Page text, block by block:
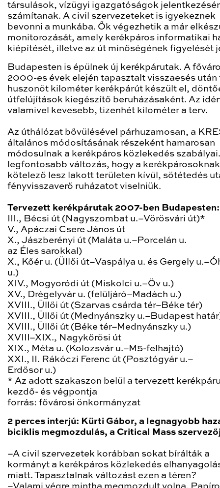
társulások, vízügyi igazgatóságok
számítanak. A civil szervezeteket is igyekeznek
bevonni a munkába. Ők végezhetik a már
monitorozását, amely kerékpáros informatikai
kiépítését, illetve az út minőségének figyelését
Budapesten is épülnek új kerékpárutak. A
2000-es évek elején tapasztalt visszaesés után
huszonöt kilométer kerékpárút készült el,
útfelújítások kiegészítő beruházásaként. Az
valamivel kevesebb, tizenhét kilométer a terv.
Az úthálózat bővülésével párhuzamosan, a
általános módosításának részeként hamarosan
módosulnak a kerékpáros közlekedés
legfontosabb változás, hogy a kerékpárosoknak
kötelező lesz lakott területen kívül, sötétedés
fényvisszaverő ruházatot viselniük.
Tervezett kerékpárutak 2007-ben Budapesten:
III., Bécsi út (Nagyszombat u.–Vörösvári út)*
V., Apáczai Csere János út
X., Jászberényi út (Maláta u.–Porcelán u.
az Éles sarokkal)
X., Kőér u. (Üllői út–Vaspálya u. és Gergely
u.)
XIV., Mogyoródi út (Miskolci u.–Öv u.)
XV., Drégelyvár u. (felüljáró–Madách u.)
XVIII., Üllői út (Szarvas csárda tér–Béke tér)
XVIII., Üllői út (Mednyánszky u.–Budapest
XVIII., Üllői út (Béke tér–Mednyánszky u.)
XVIII–XIX., Nagykőrösi út
XIX., Méta u. (Kolozsvár u.–M5-felhajtó)
XXI., II. Rákóczi Ferenc út (Posztógyár u.–
Erdősor u.)
* Az adott szakaszon belül a tervezett
kezdő- és végpontja
forrás: fővárosi önkormányzat
2 perces interjú: Kürti Gábor, a legnagyobb
biciklis megmozdulás, a Critical Mass
–A civil szervezetek korábban sokat bírálták a
kormányt a kerékpáros közlekedés
miatt. Tapasztalnak változást ezen a téren?